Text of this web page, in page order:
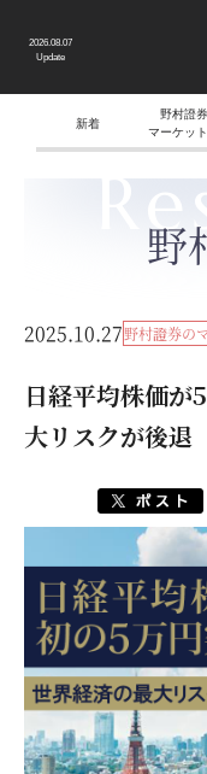
2026.08.07
Update
新着
野村證
マーケッ
野
2025.10.27野村證券の
日経平均株価
大リスクが後